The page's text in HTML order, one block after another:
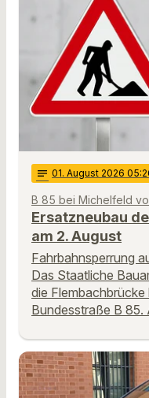
notes 01. August 2026
B 85 bei Michelfeld
Ersatzneubau
am 2. August
Fahrbahnsperrung
Das Staatliche
die
Bundesstraße B